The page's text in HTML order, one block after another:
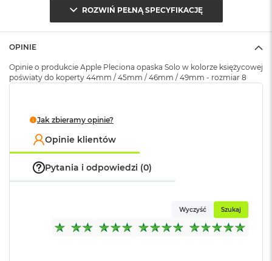
B
k
A
3
M
a
c
B
Znak zgodności: CE
Opakowanie
(pudełko):
Serwisowe
ROZWIŃ PEŁNĄ SPECYFIKACJĘ
OPINIE
Opinie o produkcie Apple Pleciona opaska Solo w kolorze księżycowej
poświaty do koperty 44mm / 45mm / 46mm / 49mm - rozmiar 8
Jak zbieramy opinie?
Opinie klientów
Pytania i odpowiedzi (0)
Wyczyść Szukaj